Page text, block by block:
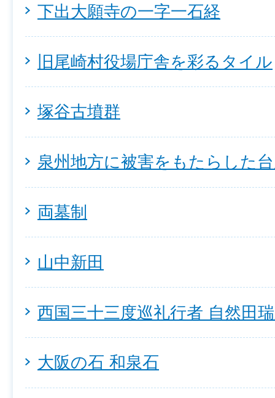
下出大願寺の一字一石経
旧尾崎村役場庁舎を彩るタイル
塚谷古墳群
泉州地方に被害をもたらした
両墓制
山中新田
西国三十三度巡礼行者 自然田
大阪の石 和泉石